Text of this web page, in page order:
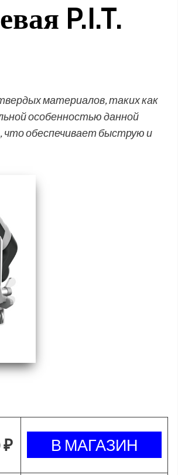
P.I.T.
материалов, таких как
особенностью данной
что обеспечивает быструю и
₽